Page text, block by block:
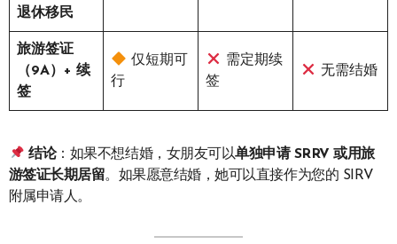
退休移民
旅游签证
（9A）+ 续
签
仅短期可
行
需定期续
签
无需结婚
结论：如果不想结婚，女朋友可以单独申请 SRRV 或用旅
游签证长期居留。如果愿意结婚，她可以直接作为您的 SIRV
附属申请人。